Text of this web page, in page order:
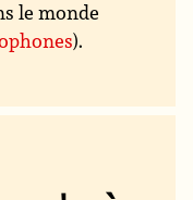
le monde
).